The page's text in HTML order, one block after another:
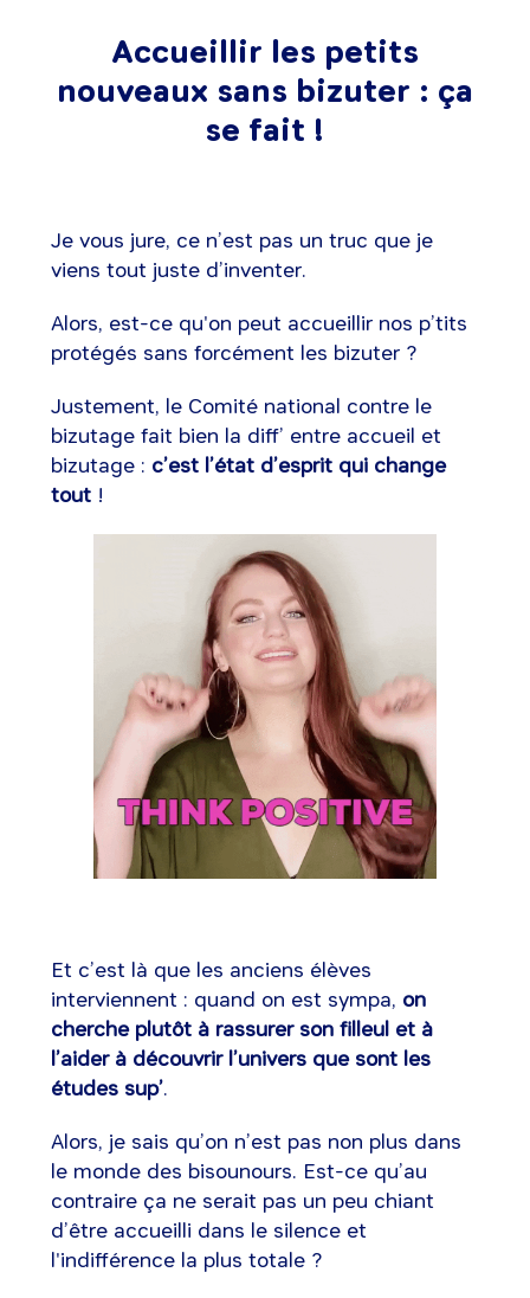
Accueillir les petits
nouveaux sans bizuter : ça
se fait !
Je vous jure, ce n’est pas un truc que je
viens tout juste d’inventer.
Alors, est-ce qu'on peut accueillir nos p’tits
protégés sans forcément les bizuter ?
Justement, le Comité national contre le
bizutage fait bien la diff’ entre accueil et
bizutage : c’est l’état d’esprit qui change
tout!
Et c’est là que les anciens élèves
interviennent : quand on est sympa, on
cherche plutôt à rassurer son filleul et à
l’aider à découvrir l’univers que sont les
études sup’.
Alors, je sais qu’on n’est pas non plus dans
le monde des bisounours. Est-ce qu’au
contraire ça ne serait pas un peu chiant
d’être accueilli dans le silence et
l'indifférence la plus totale ?